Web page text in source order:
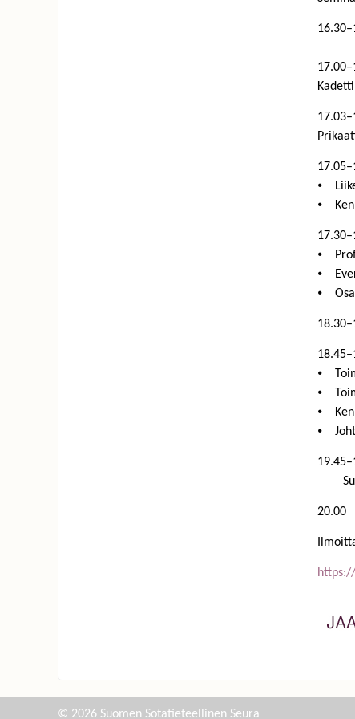
⦁
⦁
⦁
⦁
⦁
⦁
⦁
⦁
⦁
20.00
© 2026 Suomen Sotatieteellinen Seura